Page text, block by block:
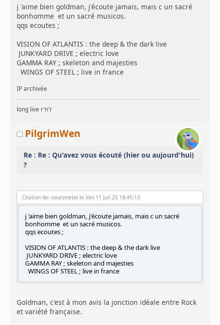
j 'aime bien goldman, j'écoute jamais, mais c un sacré
bonhomme et un sacré musicos.
qqs ecoutes ;
VISION OF ATLANTIS : the deep & the dark live
JUNKYARD DRIVE ; electric love
GAMMA RAY ; skeleton and majesties
WINGS OF STEEL ; live in france
IP archivée
long live r'n'r
PilgrimWen
Re : Re : Qu'avez vous écouté (hier ou aujourd'hui)
?
Citation de: noursmetal le Ven 11 Juil 25 18:45:13
j 'aime bien goldman, j'écoute jamais, mais c un sacré
bonhomme et un sacré musicos.
qqs ecoutes ;
VISION OF ATLANTIS : the deep & the dark live
JUNKYARD DRIVE ; electric love
GAMMA RAY ; skeleton and majesties
WINGS OF STEEL ; live in france
Goldman, c'est à mon avis la jonction idéale entre Rock
et variété française.